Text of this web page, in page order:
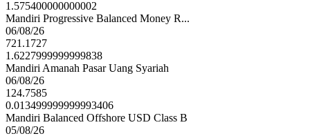
1.575400000000002
Mandiri Progressive Balanced Money R...
06/08/26
721.1727
1.6227999999999838
Mandiri Amanah Pasar Uang Syariah
06/08/26
124.7585
0.013499999999993406
Mandiri Balanced Offshore USD Class B
05/08/26